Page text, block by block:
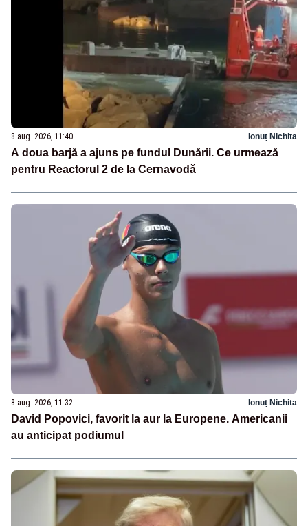
8 aug. 2026, 11:40 Ionuț Nichita
A doua barjă a ajuns pe fundul Dunării. Ce urmează
pentru Reactorul 2 de la Cernavodă
8 aug. 2026, 11:32 Ionuț Nichita
David Popovici, favorit la aur la Europene. Americanii
au anticipat podiumul